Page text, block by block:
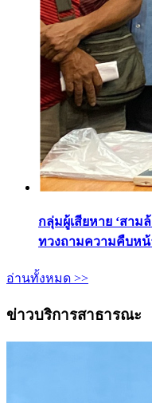
กลุ่มผู้เสียหาย ‘สาม
ทวงถามความคืบหน้
อ่านทั้งหมด >>
ข่าวบริการสาธารณะ